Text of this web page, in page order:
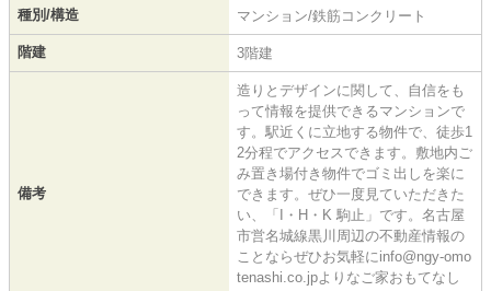
種別/構造 マンション/鉄筋コンクリート
階建 3階建
備考
造りとデザインに関して、自信をも
って情報を提供できるマンションで
す。駅近くに立地する物件で、徒歩1
2分程でアクセスできます。敷地内ご
み置き場付き物件でゴミ出しを楽に
できます。ぜひ一度見ていただきた
い、「I・H・K 駒止」です。名古屋
市営名城線黒川周辺の不動産情報の
ことならぜひお気軽にinfo@ngy-omo
tenashi.co.jpよりなご家おもてなし